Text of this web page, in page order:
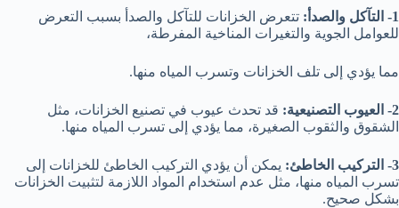
1- التآكل والصدأ:
تتعرض الخزانات للتآكل والصدأ بسبب التعرض
للعوامل الجوية والتغيرات المناخية المفرطة،
مما يؤدي إلى تلف الخزانات وتسرب المياه منها.
2- العيوب التصنيعية:
قد تحدث عيوب في تصنيع الخزانات، مثل
الشقوق والثقوب الصغيرة، مما يؤدي إلى تسرب المياه منها.
3- التركيب الخاطئ:
يمكن أن يؤدي التركيب الخاطئ للخزانات إلى
تسرب المياه منها، مثل عدم استخدام المواد اللازمة لتثبيت الخزانات
بشكل صحيح.